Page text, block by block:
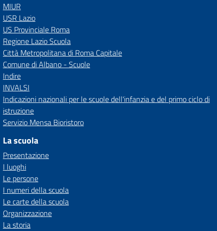
MIUR
USR Lazio
US Provinciale Roma
Regione Lazio Scuola
Città Metropolitana di Roma Capitale
Comune di Albano - Scuole
Indire
INVALSI
Indicazioni nazionali per le scuole dell'infanzia e del primo ciclo di
istruzione
Servizio Mensa Bioristoro
La scuola
Presentazione
I luoghi
Le persone
I numeri della scuola
Le carte della scuola
Organizzazione
La storia